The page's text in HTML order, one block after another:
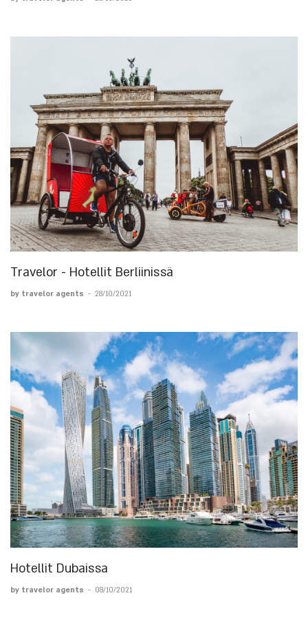
Travelor - Hotellit Berliinissä
by travelor agents - 28/10/2021
Hotellit Dubaissa
by travelor agents - 08/10/2021